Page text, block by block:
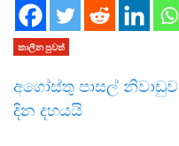
කාලීන පුවත්
අගෝස්තු පාසල් නිවාඩුව
දින දහයයි